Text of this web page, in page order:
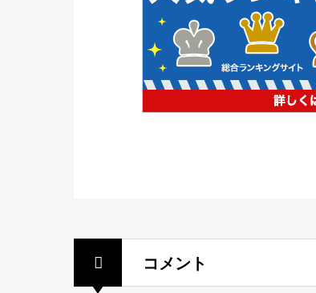
コメント